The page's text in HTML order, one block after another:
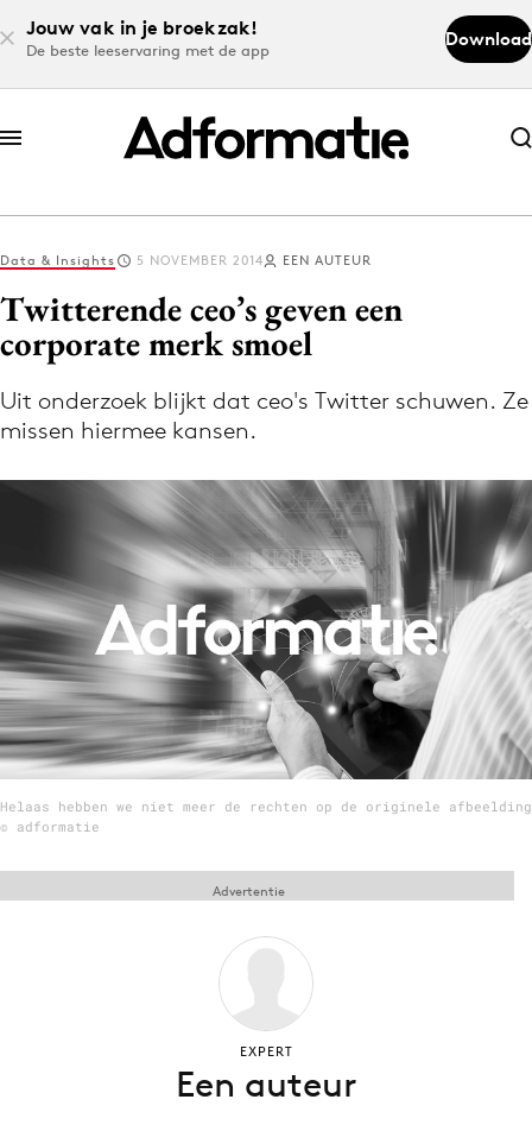
Jouw vak in je broekzak!
De beste leeservaring met de app
Download
Abonneer nu
Abonneer nu
Log in
Volg het laatste nieuws via de Adformatie
Nieuws app
Menu
Home
9 sept: GenAI-training
12 nov: MarketingLive!
Adverteren
Events
Data & Insights 5 NOVEMBER 2014 EEN AUTEUR
Twitterende ceo’s geven een
corporate merk smoel
Uit onderzoek blijkt dat ceo's Twitter schuwen. Ze
missen hiermee kansen.
Helaas hebben we niet meer de rechten op de originele afbeelding
© adformatie
Advertentie
EXPERT
Een auteur